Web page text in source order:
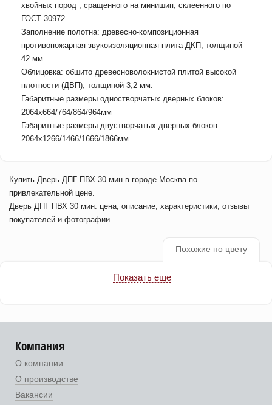
хвойных пород , сращенного на минишип, склеенного по
ГОСТ 30972.
Заполнение полотна: древесно-композиционная
противопожарная звукоизоляционная плита ДКП, толщиной
42 мм..
Облицовка: обшито древесноволокнистой плитой высокой
плотности (ДВП), толщиной 3,2 мм.
Габаритные размеры одностворчатых дверных блоков:
2064х664/764/864/964мм
Габаритные размеры двустворчатых дверных блоков:
2064х1266/1466/1666/1866мм
Купить Дверь ДПГ ПВХ 30 мин в городе Москва по
привлекательной цене.
Дверь ДПГ ПВХ 30 мин: цена, описание, характеристики, отзывы
покупателей и фотографии.
Похожие по цвету
Показать еще
Компания
О компании
О производстве
Вакансии